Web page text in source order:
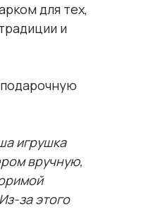
для тех,
и
игрушка
вручную,
за этого